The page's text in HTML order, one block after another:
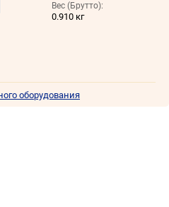
Вес (Брутто):
0.910 кг
оборудования